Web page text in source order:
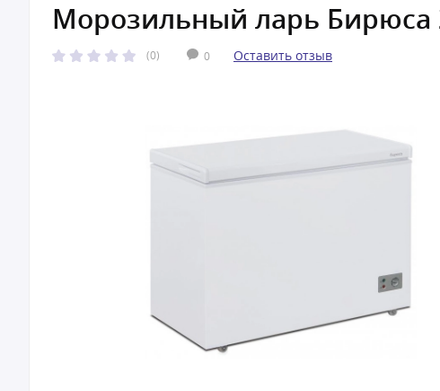
Морозильный ларь Бирюса
(0) 0 Оставить отзыв